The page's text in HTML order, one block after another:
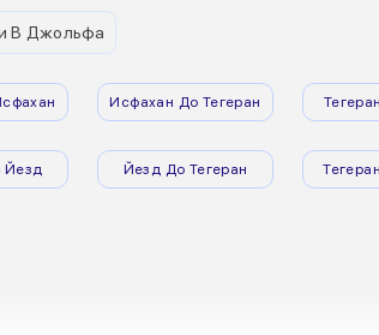
В Джольфа
Исфахан До Тегеран
Йезд Йезд До Тегеран